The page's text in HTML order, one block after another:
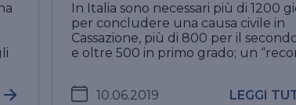
In Italia sono necessari più di 1200
per concludere una causa civile in
Cassazione, più di 800 per il
e oltre 500 in primo grado; un “recor
10.06.2019 LEGGI